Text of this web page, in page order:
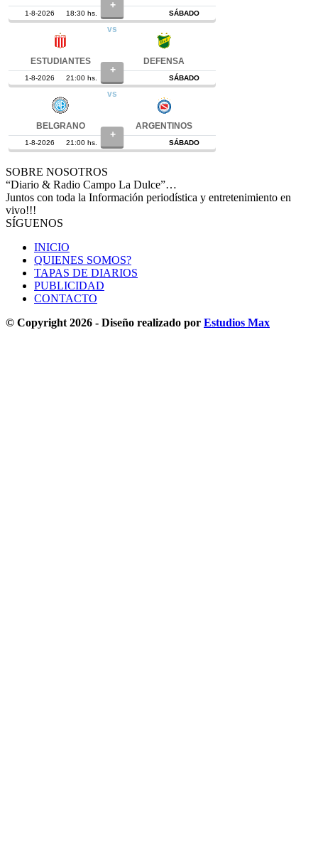
SOBRE NOSOTROS
“Diario & Radio Campo La Dulce”…
Juntos con toda la Información periodística y entretenimiento en
vivo!!!
SÍGUENOS
INICIO
QUIENES SOMOS?
TAPAS DE DIARIOS
PUBLICIDAD
CONTACTO
© Copyright 2026 - Diseño realizado por Estudios Max